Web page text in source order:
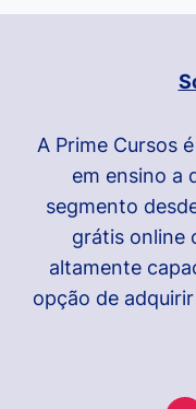
A Prime Cursos
em ensino a
segmento
grátis online
altamente
opção de